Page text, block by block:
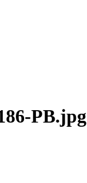
PB.jpg